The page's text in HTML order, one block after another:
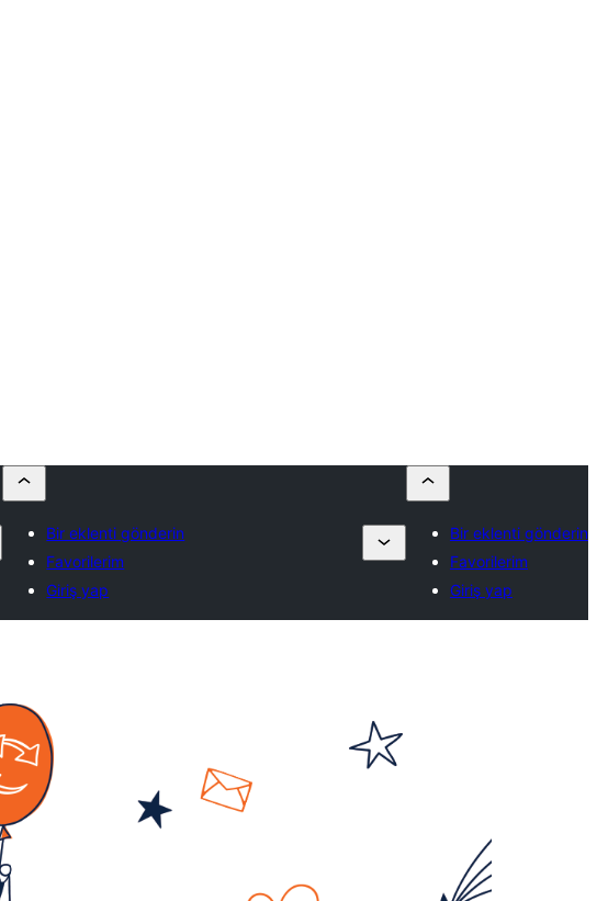
Bir eklenti gönderin
Favorilerim
Giriş yap
Bir eklenti gönderin
Favorilerim
Giriş yap